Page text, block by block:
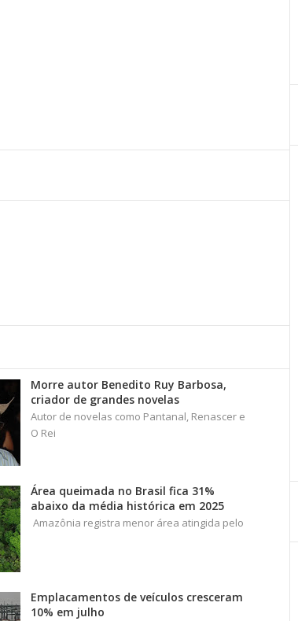
Morre autor Benedito Ruy Barbosa,
criador de grandes novelas
Autor de novelas como Pantanal, Renascer e
O Rei
Área queimada no Brasil fica 31%
abaixo da média histórica em 2025
Amazônia registra menor área atingida pelo
Emplacamentos de veículos cresceram
10% em julho